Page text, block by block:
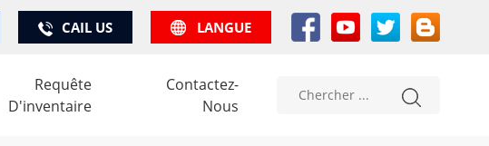
CAIL US LANGUE
Requête
D'inventaire
Contactez-
Nous